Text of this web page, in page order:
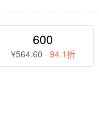
600
¥564.60 · 94.1折